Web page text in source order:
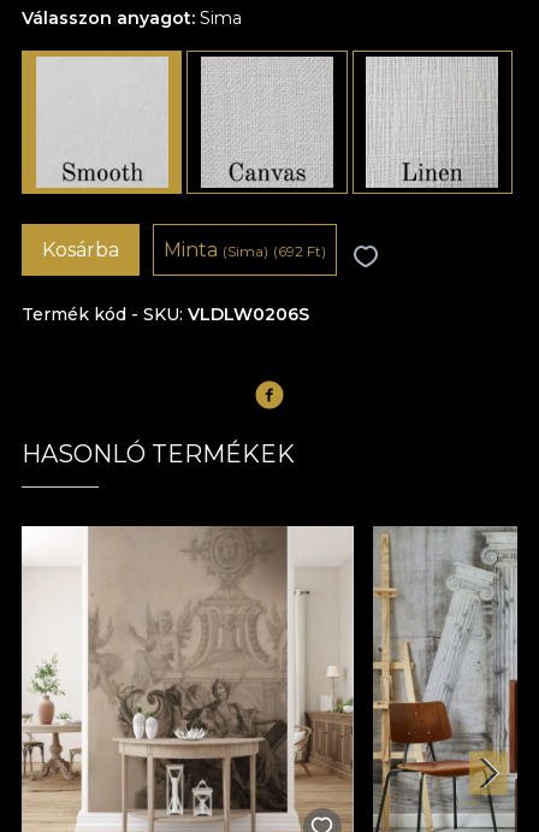
Válasszon anyagot: Sima
Termék kód - SKU VLDLW0206S
Kosárba Minta (Sima) (692 Ft)
HASONLÓ TERMÉKEK